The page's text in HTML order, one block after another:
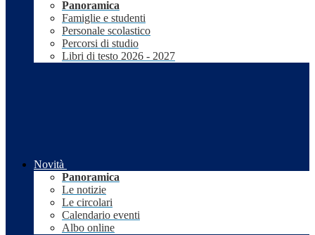
Panoramica
Famiglie e studenti
Personale scolastico
Percorsi di studio
Libri di testo 2026 - 2027
Novità
Panoramica
Le notizie
Le circolari
Calendario eventi
Albo online